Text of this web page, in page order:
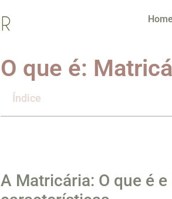
Home
O que é:
Índice
A Matricária: O que é